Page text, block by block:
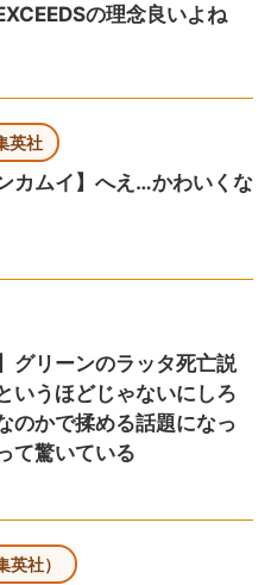
の理念良いよね
英社
カムイ】へえ…かわいくな
グリーンのラッタ死亡説
いうほどじゃないにしろ
のかで揉める話題になっ
て驚いている
社）